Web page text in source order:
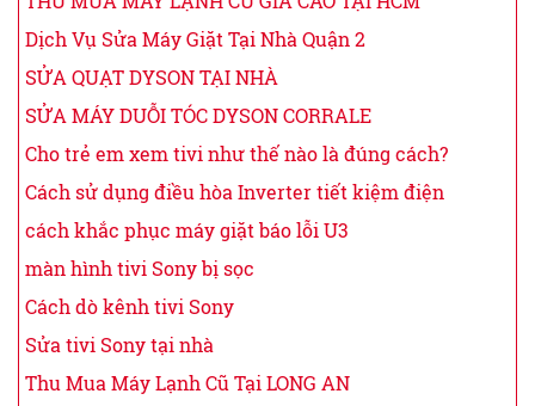
Dịch Vụ Sửa Máy Giặt Tại Nhà Quận 2
SỬA QUẠT DYSON TẠI NHÀ
SỬA MÁY DUỖI TÓC DYSON CORRALE
Cho trẻ em xem tivi như thế nào là đúng cách?
Cách sử dụng điều hòa Inverter tiết kiệm điện
cách khắc phục máy giặt báo lỗi U3
màn hình tivi Sony bị sọc
Cách dò kênh tivi Sony
Sửa tivi Sony tại nhà
Thu Mua Máy Lạnh Cũ Tại LONG AN